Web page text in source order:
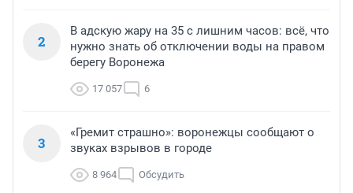
2
В адскую жару на 35 с лишним часов: всё, что
нужно знать об отключении воды на правом
берегу Воронежа
17 057 6
3
«Гремит страшно»: воронежцы сообщают о
звуках взрывов в городе
8 964 Обсудить